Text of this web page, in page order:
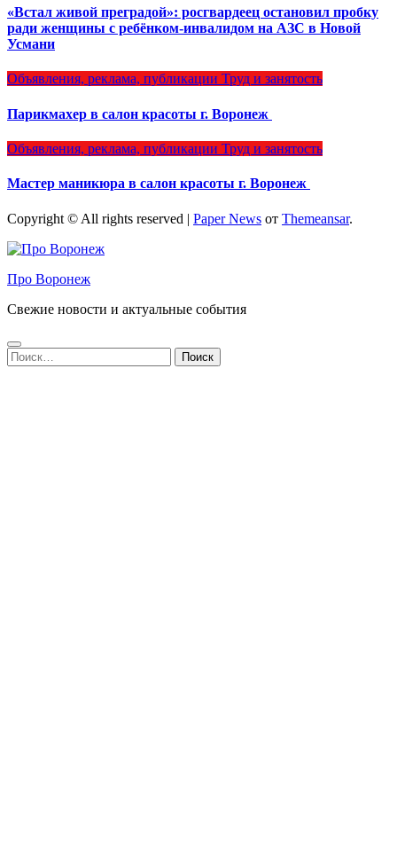
«Встал живой преградой»: росгвардеец остановил пробку
ради женщины с ребёнком-инвалидом на АЗС в Новой
Усмани
Объявления, реклама, публикации Труд и занятость
Парикмахер в салон красоты г. Воронеж
Объявления, реклама, публикации Труд и занятость
Мастер маникюра в салон красоты г. Воронеж
Copyright © All rights reserved | Paper News от Themeansar.
Про Воронеж
Свежие новости и актуальные события
Найти: